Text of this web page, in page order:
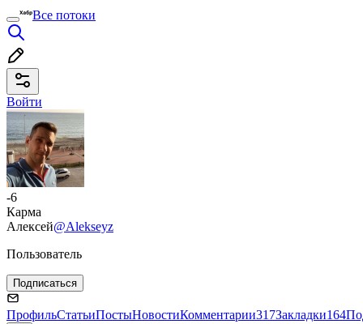
Все потоки
Войти
-6
Карма
Алексей@Alekseyz
Пользователь
Подписаться
ПрофильСтатьиПостыНовостиКомментарии317Закладки164